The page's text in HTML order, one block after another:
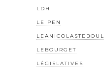
LDH
LE PEN
LEANICOLASTEBOUL
LEBOURGET
LÉGISLATIVES